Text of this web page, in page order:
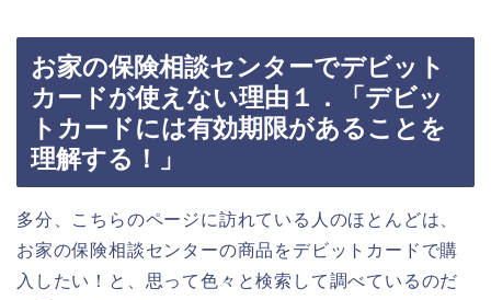
お家の保険相談センターでデビット
カードが使えない理由１．「デビッ
トカードには有効期限があることを
理解する！」
多分、こちらのページに訪れている人のほとんどは、
お家の保険相談センターの商品をデビットカードで購
入したい！と、思って色々と検索して調べているのだ